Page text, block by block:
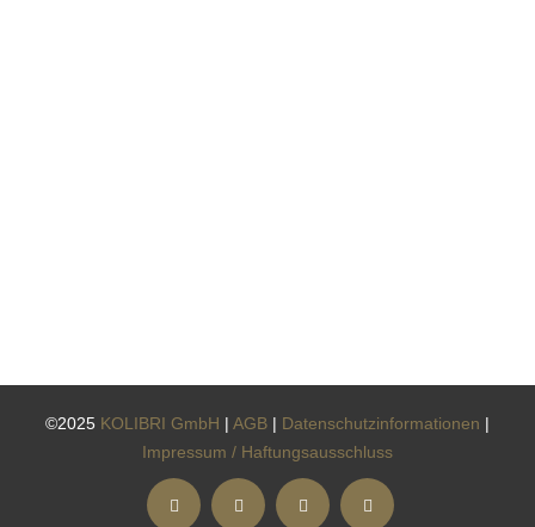
©2025 KOLIBRI GmbH | AGB | Datenschutzinformationen |
Impressum / Haftungsausschluss